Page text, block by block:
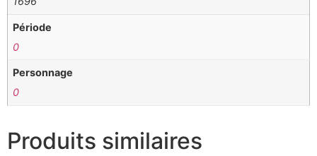
Période
0
Personnage
0
Produits similaires